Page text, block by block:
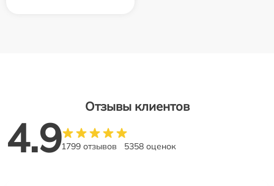
Отзывы клиентов
4.91799 отзывов 5358 оценок